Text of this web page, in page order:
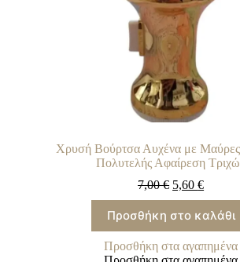
Χρυσή Βούρτσα Αυχένα με Μαύρες
Πολυτελής Αφαίρεση
7,00€ 5,60€
Προσθήκη στο καλάθι
Προσθήκη στα αγαπημένα